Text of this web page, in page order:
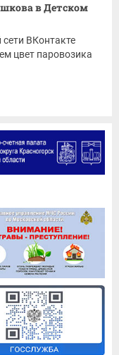
в Детском
ВКонтакте
цвет паровозика